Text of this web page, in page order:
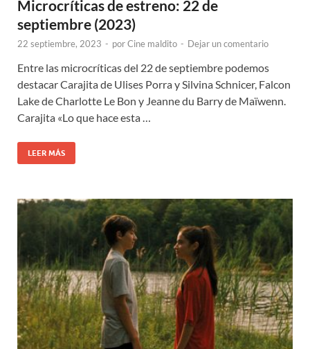
Microcríticas de estreno: 22 de
septiembre (2023)
22 septiembre, 2023 - porCine maldito - Dejar un comentario
Entre las microcríticas del 22 de septiembre podemos
destacar Carajita de Ulises Porra y Silvina Schnicer, Falcon
Lake de Charlotte Le Bon y Jeanne du Barry de Maïwenn.
Carajita «Lo que hace esta …
LEER MÁS